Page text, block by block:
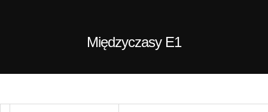
Międzyczasy E1